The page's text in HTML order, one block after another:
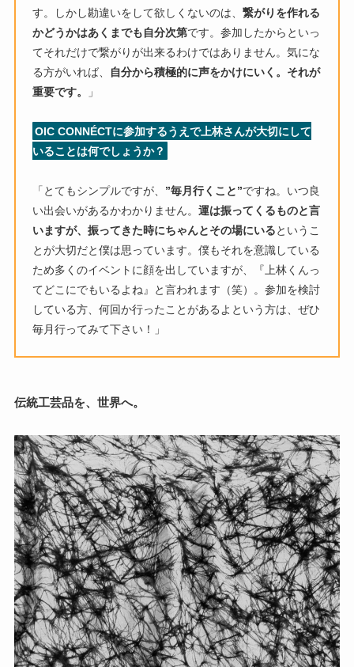
す。しかし勘違いをして欲しくないのは、 繋がりを作れる
かどうかはあくまでも自分次第です。参加したからといっ
てそれだけで繋がりが出来るわけではありません。気にな
る方がいれば、
自分から積極的に声をかけにいく。それが
重要です。
」
OIC CONNÉCTに参加するうえで上林さんが大切にして
いることは何でしょうか？
「とてもシンプルですが、 ”毎月行くこと”ですね。いつ良
い出会いがあるかわかりません。 運は振ってくるものと言
いますが、振ってきた時にちゃんとその場にいるというこ
とが大切だと僕は思っています。僕もそれを意識している
ため多くのイベントに顔を出していますが、『上林くんっ
てどこにでもいるよね』と言われます（笑）。参加を検討
している方、何回か行ったことがあるよという方は、ぜひ
毎月行ってみて下さい！」
伝統工芸品を、世界へ。